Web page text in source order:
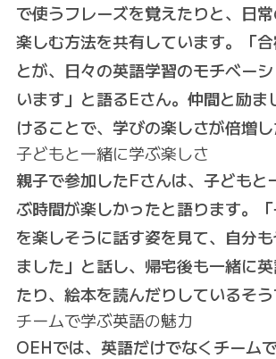
で使うフレーズを覚えたりと、日
楽しむ方法を共有しています。「
とが、日々の英語学習のモチベー
います」と語るEさん。仲間と励ま
けることで、学びの楽しさが倍増し
子どもと一緒に学ぶ楽しさ
親子で参加したFさんは、子どもと
ぶ時間が楽しかったと語ります。
を楽しそうに話す姿を見て、自分
ました」と話し、帰宅後も一緒に
たり、絵本を読んだりしているそう
チームで学ぶ英語の魅力
OEHでは、英語だけでなくチーム